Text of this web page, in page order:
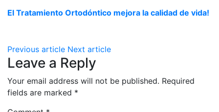
El Tratamiento Ortodóntico mejora la calidad de vida!
Previous article Next article
Leave a Reply
Your email address will not be published. Required
fields are marked *